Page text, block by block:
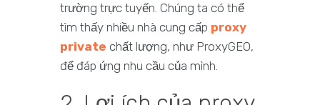
trường trực tuyến. Chúng ta có thể
tìm thấy nhiều nhà cung cấp proxy
private chất lượng, như ProxyGEO,
để đáp ứng nhu cầu của mình.